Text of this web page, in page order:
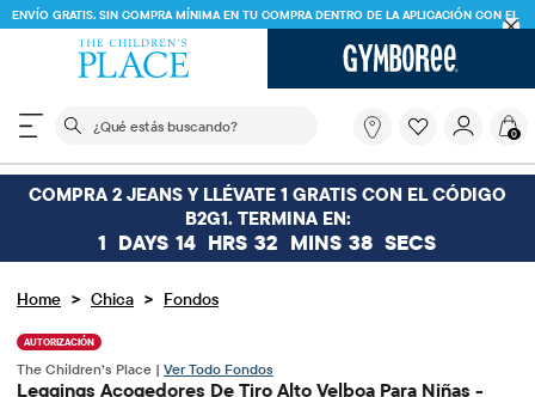
ENVÍO GRATIS. SIN COMPRA MÍNIMA EN TU COMPRA DENTRO DE LA APLICACIÓN CON EL
CÓDIGO
El siguiente campo de búsqueda filtra las
buscando?
0
COMPRA 2 JEANS Y LLÉVATE 1 GRATIS CON EL CÓDIGO
B2G1. TERMINA EN:
1 DAYS 14 HRS 32 MINS 38 SECS
Home > Chica > Fondos
AUTORIZACIÓN
The Children’s Place | Ver Todo Fondos
Leggings Acogedores De Tiro Alto Velboa Para Niñas -